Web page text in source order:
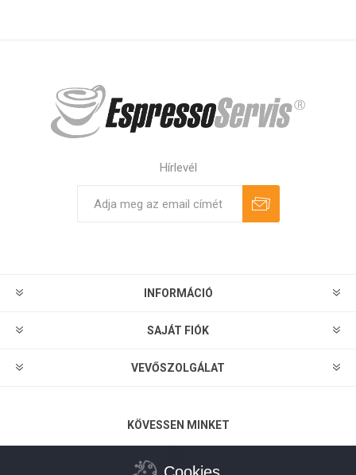
Hírlevél
INFORMÁCIÓ
SAJÁT FIÓK
VEVŐSZOLGÁLAT
KÖVESSEN MINKET